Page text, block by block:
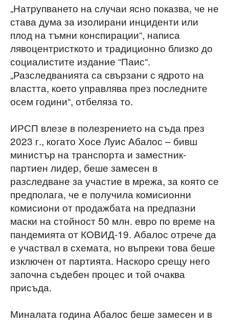
„Натрупването на случаи ясно показва, че не
става дума за изолирани инциденти или
плод на тъмни конспирации“, написа
лявоцентристкото и традиционно близко до
социалистите издание “Паис“.
„Разследванията са свързани с ядрото на
властта, което управлява през последните
осем години“, отбеляза то.
ИРСП влезе в полезрението на съда през
2023 г., когато Хосе Луис Абалос – бивш
министър на транспорта и заместник-
партиен лидер, беше замесен в
разследване за участие в мрежа, за която се
предполага, че е получила комисионни
комисиони от продажбата на предпазни
маски на стойност 50 млн. евро по време на
пандемията от КОВИД-19. Абалос отрече да
е участвал в схемата, но въпреки това беше
изключен от партията. Наскоро срещу него
започна съдебен процес и той очаква
присъда.
Миналата година Абалос беше замесен и в